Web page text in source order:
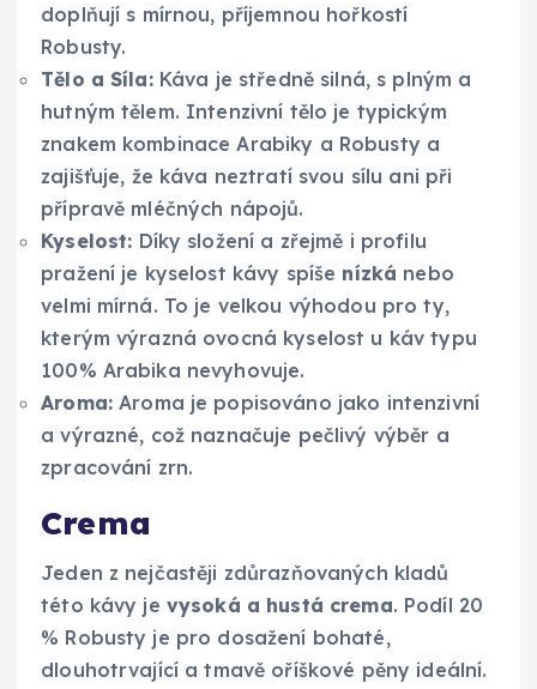
doplňují s mírnou, příjemnou hořkostí
Robusty.
Tělo a Síla:Káva je středně silná, s plným a
hutným tělem. Intenzivní tělo je typickým
znakem kombinace Arabiky a Robusty a
zajišťuje, že káva neztratí svou sílu ani při
přípravě mléčných nápojů.
Kyselost: Díky složení a zřejmě i profilu
pražení je kyselost kávy spíše nízká nebo
velmi mírná. To je velkou výhodou pro ty,
kterým výrazná ovocná kyselost u káv typu
100% Arabika nevyhovuje.
Aroma:Aroma je popisováno jako intenzivní
a výrazné, což naznačuje pečlivý výběr a
zpracování zrn.
Crema
Jeden z nejčastěji zdůrazňovaných kladů
této kávy je vysoká a hustá crema. Podíl 20
% Robusty je pro dosažení bohaté,
dlouhotrvající a tmavě oříškové pěny ideální.